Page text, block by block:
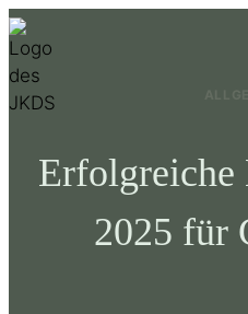
Zum
Inhalt
springen
2025 für